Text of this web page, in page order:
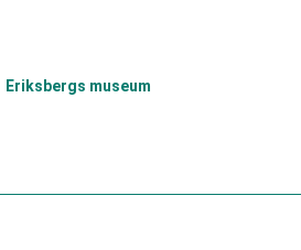
Eriksbergs museum